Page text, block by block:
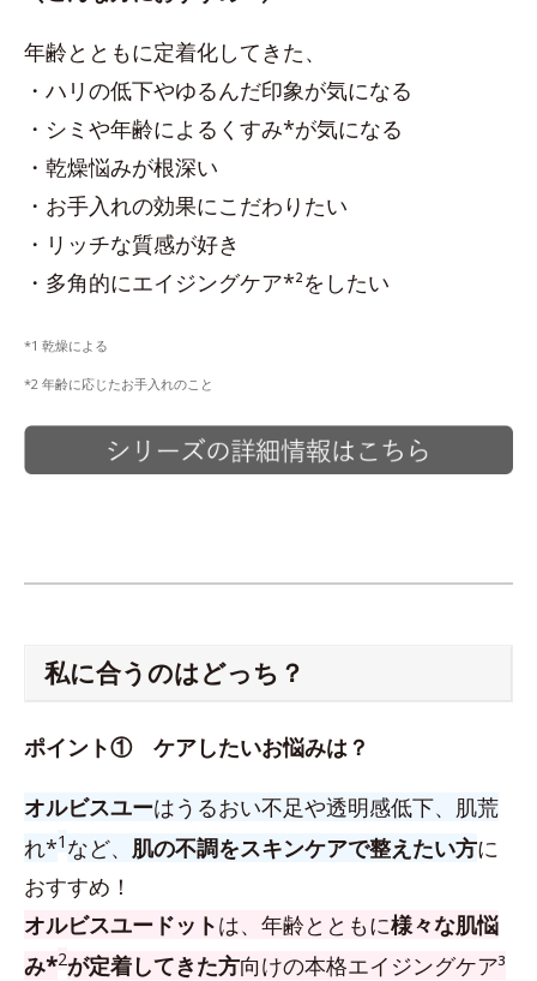
年齢とともに定着化してきた、
・ハリの低下やゆるんだ印象が気になる
・シミや年齢によるくすみ*が気になる
・乾燥悩みが根深い
・お手入れの効果にこだわりたい
・リッチな質感が好き
・多角的にエイジングケア*²をしたい
*1 乾燥による
*2 年齢に応じたお手入れのこと
私に合うのはどっち？
ポイント① ケアしたいお悩みは？
オルビスユーはうるおい不足や透明感低下、肌荒
れ*1 など、 肌の不調をスキンケアで整えたい方に
おすすめ！
オルビスユードットは、年齢とともに様々な肌悩
み*2が定着してきた方向けの本格エイジングケア³